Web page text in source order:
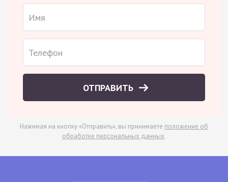
ОТПРАВИТЬ
Нажимая на кнопку «Отправить», вы принимаете положение об
обработке персональных данных.